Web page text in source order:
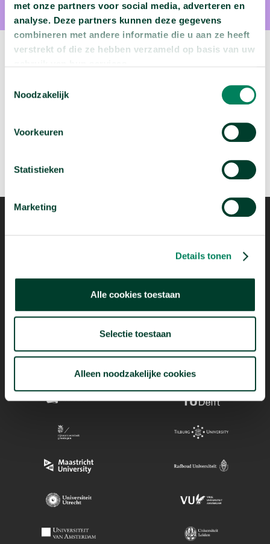
met onze partners voor social media, adverteren en
analyse. Deze partners kunnen deze gegevens
combineren met andere informatie die u aan ze heeft
verstrekt of die ze hebben verzameld op basis van uw
Noodzakelijk
Voorkeuren
Statistieken
Marketing
Details tonen
Alle cookies toestaan
Selectie toestaan
Alleen noodzakelijke cookies
Bekijk deze video arrow_forward
Mogelijk dankzij